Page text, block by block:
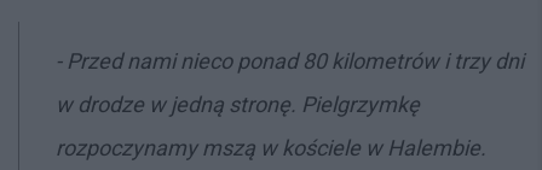
- Przed nami nieco ponad 80 kilometrów i trzy dni
w drodze w jedną stronę. Pielgrzymkę
rozpoczynamy mszą w kościele w Halembie.